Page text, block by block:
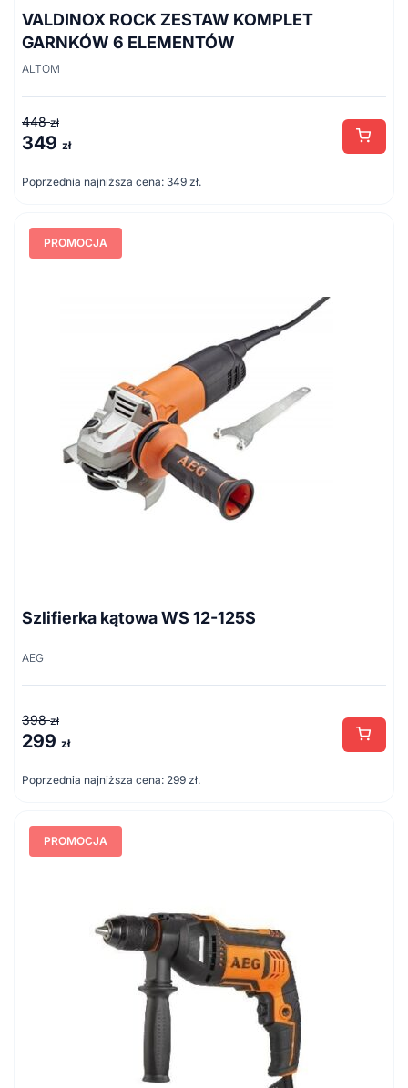
VALDINOX ROCK ZESTAW KOMPLET
GARNKÓW 6 ELEMENTÓW
ALTOM
448zł
Pierwotna
wynosiła:
349 zł
Aktualna
wynosi:
Poprzednia najniższa cena: 349 zł.
PROMOCJA
Szlifierka kątowa WS 12-125S
AEG
398zł
Pierwotna
wynosiła:
299 zł
Aktualna
wynosi:
Poprzednia najniższa cena: 299 zł.
PROMOCJA